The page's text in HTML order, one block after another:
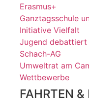
Erasmus+
Ganztagsschule
Initiative Vielfalt
Jugend debattiert
Schach-AG
Umweltrat am
Wettbewerbe
FAHRTEN &